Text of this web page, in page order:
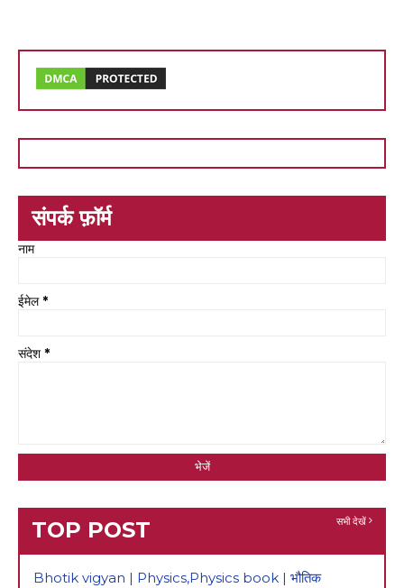
संपर्क फ़ॉर्म
नाम
ईमेल *
संदेश *
TOP POST सभी देखें
Bhotik vigyan | Physics,Physics book | भौतिक